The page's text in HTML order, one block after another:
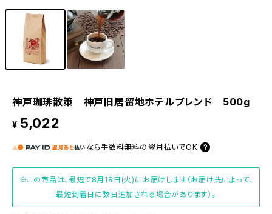
神戸珈琲散策 神戸旧居留地ホテルブレンド 500g
¥ 5,022
なら 手数料無料の 翌月払いでOK
※この商品は、最短で8月18日(火)にお届けします（お届け先によって、
最短到着日に数日追加される場合があります）。